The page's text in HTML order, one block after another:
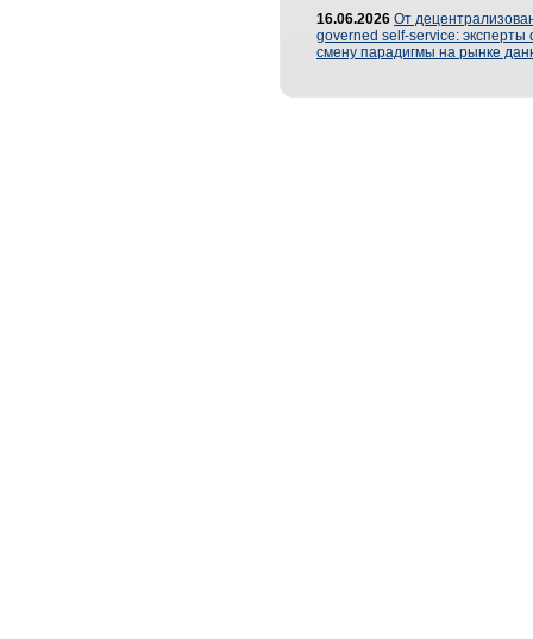
16.06.2026 От
governed self-service: эксперты
смену парадигмы на рынке